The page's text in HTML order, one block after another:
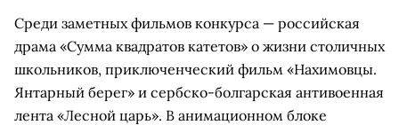
Среди заметных фильмов конкурса — российская
драма «Сумма квадратов катетов» о жизни столичных
школьников, приключенческий фильм «Нахимовцы.
Янтарный берег» и сербско-болгарская антивоенная
лента «Лесной царь». В анимационном блоке